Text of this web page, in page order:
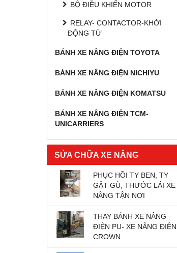
BỘ ĐIỀU KHIỂN MOTOR
RELAY- CONTACTOR-KHỞI
ĐỘNG TỪ
BÁNH XE NÂNG ĐIỆN TOYOTA
BÁNH XE NÂNG ĐIỆN NICHIYU
BÁNH XE NÂNG ĐIỆN KOMATSU
BÁNH XE NÂNG ĐIỆN TCM-
UNICARRIERS
SỬA CHỮA XE NÂNG
PHỤC HỒI TY BEN, TY
GẬT GÙ, THƯỚC LÁI XE
NÂNG TẬN NƠI
THAY BÁNH XE NÂNG
ĐIỆN PU- XE NÂNG ĐIỆN
CROWN